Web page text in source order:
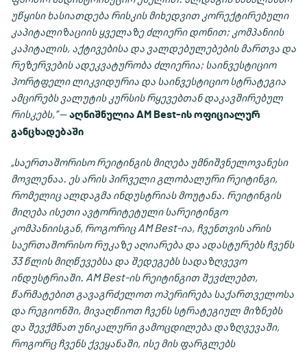
უწყისი ხასიათდება რისკის მიხედვით კორექტირებული
კაპიტალიზაციის ყველაზე ძლიერი დონით; კომპანიის
კაპიტალის, აქტივებისა და ვალდებულებების მართვა და
რეზერვების ადეკვატურობა ძლიერია; საინვესტიციო
პორტფელი ლიკვიდურია და საინვესტიციო სტრატეგია
ამცირებს ვალუტის კურსის რყევებთან დაკავშირებულ
რისკებს,“—აღნიშნულია AM Best-ის ოფიციალურ
განცხადებაში.
„საერთაშორისო რეიტინგის მიღება უმნიშვნელოვანესი
მოვლენაა. ეს არის პირველი გლობალური რეიტინგი,
რომელიც ალდაგმა ინდუსტრიას მოუტანა. რეიტინგის
მიღება ისეთი ავტორიტეტული სარეიტინგო
კომპანიისგან, როგორიც AM Best-ია, ჩვენთვის არის
საერთაშორისო რუკაზე აღიარება და ადასტურებს ჩვენს
33 წლის მიღწევებსა და შედეგებს სადაზღვევო
ინდუსტრიაში. AM Best-ის რეიტინგით შევძლებთ,
წარმატებით გავაგრძელოთ ოპერირება საქართველოსა
და რეგიონში, მივაღწიოთ ჩვენს სტრატეგიულ მიზნებს
და შევქმნათ უნიკალური გამოცდილება დაზღვევაში,
როგორც ჩვენს ქვეყანაში, ისე მის ფარგლებს